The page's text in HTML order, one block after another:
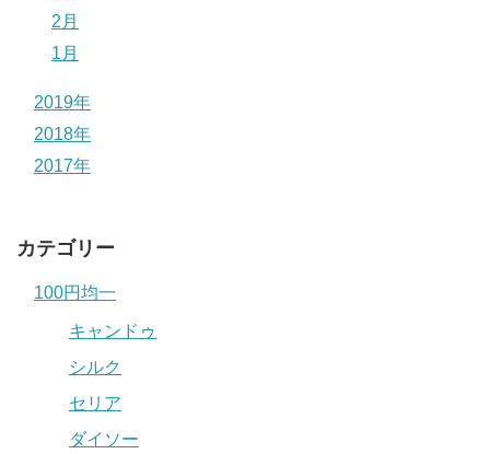
2月
1月
2019年
2018年
2017年
カテゴリー
100円均一
キャンドゥ
シルク
セリア
ダイソー